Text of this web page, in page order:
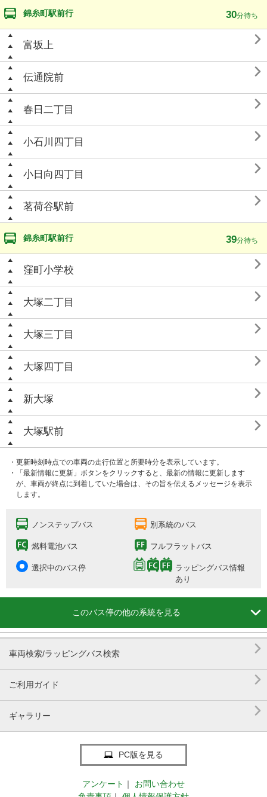
錦糸町駅前行 30分待ち
富坂上 
伝通院前 
春日二丁目 
小石川四丁目 
小日向四丁目 
茗荷谷駅前 
錦糸町駅前行 39分待ち
窪町小学校 
大塚二丁目 
大塚三丁目 
大塚四丁目 
新大塚 
大塚駅前 
・更新時刻時点での車両の走行位置と所要時分を表示しています。
・「最新情報に更新」ボタンをクリックすると、最新の情報に更新します
が、車両が終点に到着していた場合は、その旨を伝えるメッセージを表示
します。
ノンステップバス 別系統のバス
燃料電池バス フルフラットバス
選択中のバス停
ラッピングバス情報
あり
このバス停の他の系統を見る 
車両検索/ラッピングバス検索 
ご利用ガイド 
ギャラリー 
PC版を見る
アンケート ｜
お問い合わせ